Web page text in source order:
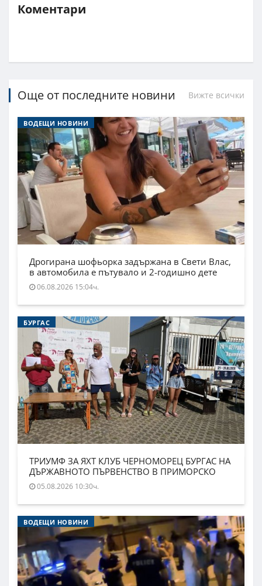
Коментари
Още от последните новини Вижте всички
ВОДЕЩИ НОВИНИ
Дрогирана шофьорка задържана в Свети Влас,
в автомобила е пътувало и 2-годишно дете
06.08.2026 15:04ч.
БУРГАС
ТРИУМФ ЗА ЯХТ КЛУБ ЧЕРНОМОРЕЦ БУРГАС НА
ДЪРЖАВНОТО ПЪРВЕНСТВО В ПРИМОРСКО
05.08.2026 10:30ч.
ВОДЕЩИ НОВИНИ